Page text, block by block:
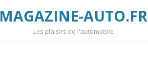
MAGAZINE-AUTO.FR
Les plaisirs de l'automobile